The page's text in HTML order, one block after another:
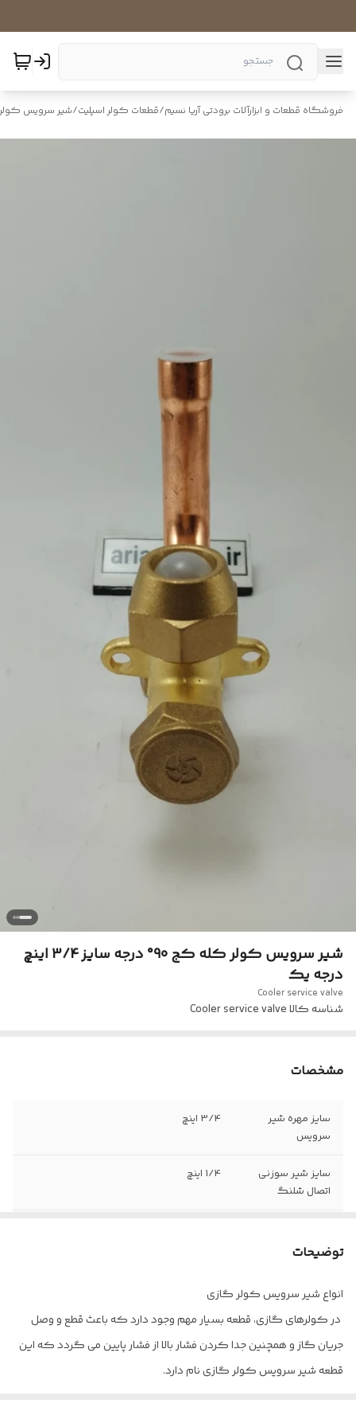
فروشگاه قطعات و ابزارآلات برودتی آریا نسیم/قطعات کولر اسپلیت/شیر سرویس کولر
شیر سرویس کولر کله کج 90° درجه سایز 3/4 اینچ
درجه یک
Cooler service valve
شناسه کالاCooler service valve
مشخصات
سایز مهره شیر
سرویس
3/4 اینچ
سایز شیر سوزنی
اتصال شلنگ
1/4 اینچ
توضیحات
انواع شیر سرویس کولر گازی
در کولرهای گازی، قطعه بسیار مهم وجود دارد که باعث قطع و وصل
جریان گاز و همچنین جدا کردن فشار بالا از فشار پایین می گردد که این
قطعه شیر سرویس کولر گازی نام دارد.